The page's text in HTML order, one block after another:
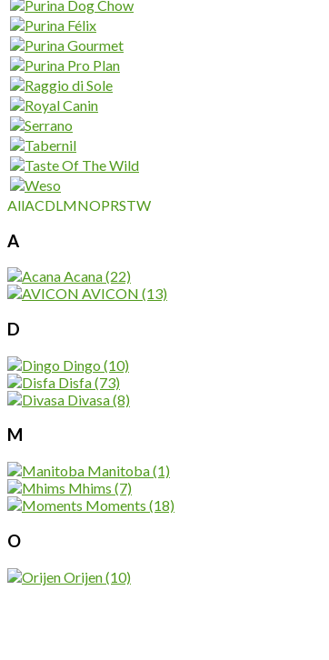
AllACDLMNOPRSTW
A
Acana(22)
AVICON (13)
D
Dingo (10)
Disfa(73)
Divasa(8)
M
Manitoba(1)
Mhims (7)
Moments (18)
O
Orijen(10)